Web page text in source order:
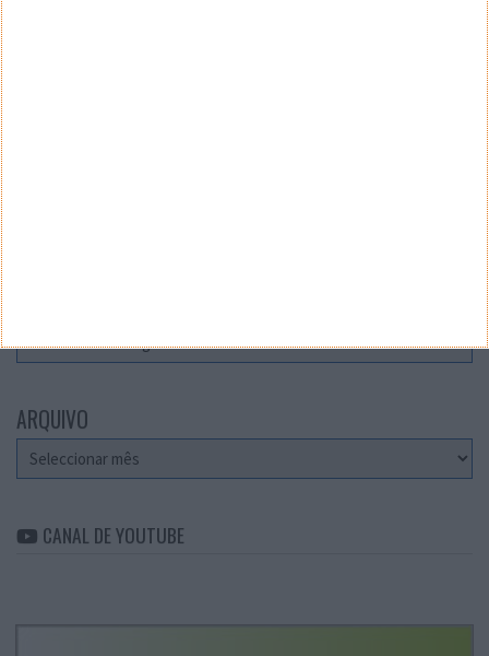
ARQUIVO
Arquivo
CANAL DE YOUTUBE